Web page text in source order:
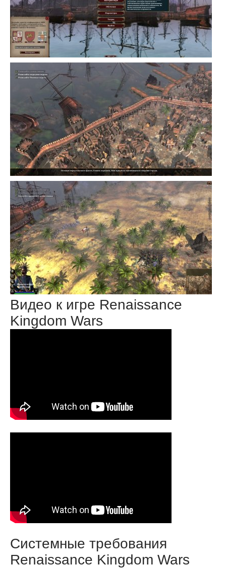
Видео к игре Renaissance
Kingdom Wars
Системные требования
Renaissance Kingdom Wars